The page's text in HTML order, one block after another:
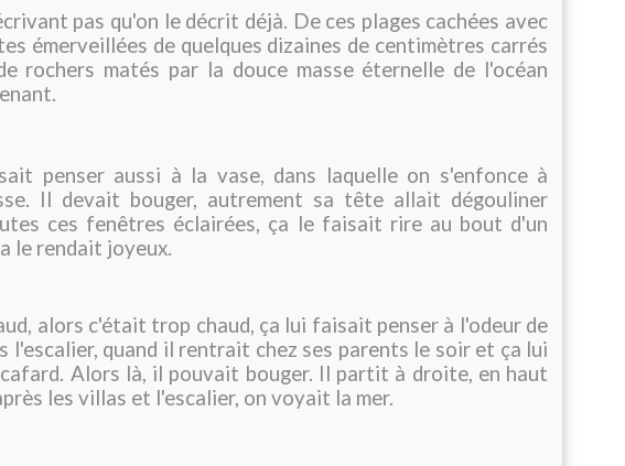
pas qu'on le décrit déjà. De ces plages cachées avec
émerveillées de quelques dizaines de centimètres carrés
rochers matés par la douce masse éternelle de l'océan
penser aussi à la vase, dans laquelle on s'enfonce à
Il devait bouger, autrement sa tête allait dégouliner
ces fenêtres éclairées, ça le faisait rire au bout d'un
le rendait joyeux.
alors c'était trop chaud, ça lui faisait penser à l'odeur de
l'escalier, quand il rentrait chez ses parents le soir et ça lui
Alors là, il pouvait bouger. Il partit à droite, en haut
les villas et l'escalier, on voyait la mer.